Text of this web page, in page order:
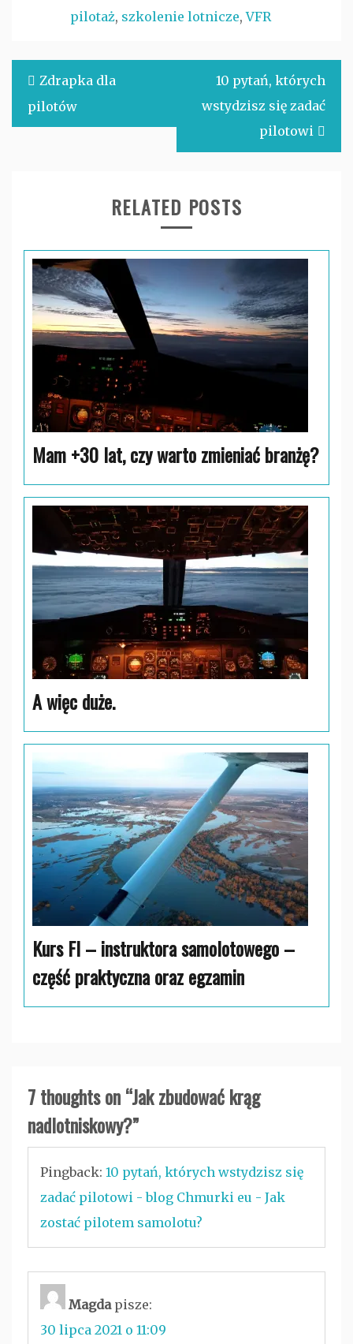
pilotaż, szkolenie lotnicze,VFR
Nawigacja
wpisu
Zdrapka dla
pilotów
10 pytań, których
wstydzisz się zadać
pilotowi
RELATED POSTS
Mam +30 lat, czy warto zmieniać branżę?
A więc duże.
Kurs FI – instruktora samolotowego –
część praktyczna oraz egzamin
7 thoughts on “Jak zbudować krąg
nadlotniskowy?”
Pingback: 10 pytań, których wstydzisz się
zadać pilotowi - blog Chmurki eu - Jak
zostać pilotem samolotu?
Magda pisze:
30 lipca 2021 o 11:09